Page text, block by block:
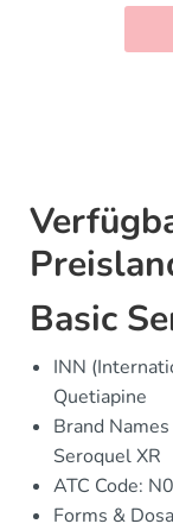
Basic
INN
Quetiapine
Brand
Seroquel XR
ATC Code:
Forms &